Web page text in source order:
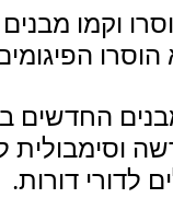
וקמו
הוסרו
לדורי דורות.